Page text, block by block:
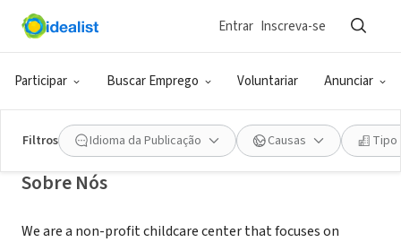
Participar Buscar Emprego Voluntariar Anunciar
Entrar Inscreva-se
Filtros Idioma da Publicação Causas Tipo
ONG (SETOR SOCIAL)
The Lands End School
Sobre Nós
We are a non-profit childcare center that focuses on